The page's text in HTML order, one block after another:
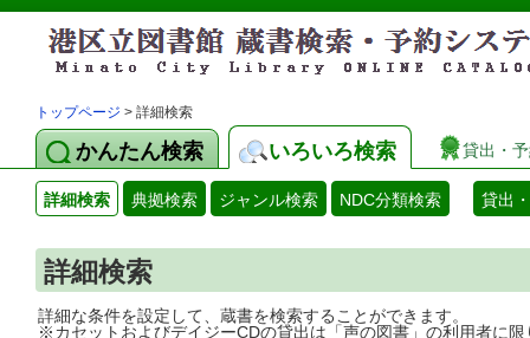
トップページ > 詳細検索
かんたん検索 いろいろ検索 貸出・
詳細検索 典拠検索 ジャンル検索 NDC分類検索 貸出
詳細検索
詳細な条件を設定して、蔵書を検索することができます。
※カセットおよびデイジーCDの貸出は「声の図書」の利用者に限